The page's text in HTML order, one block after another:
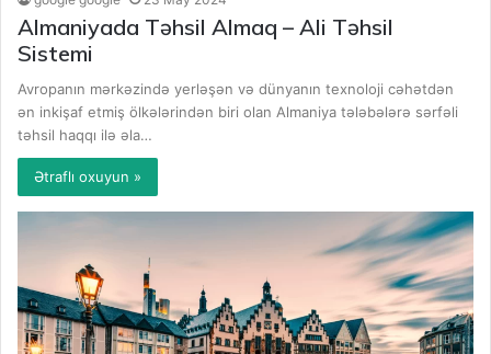
Almaniyada Təhsil Almaq – Ali Təhsil
Sistemi
Avropanın mərkəzində yerləşən və dünyanın texnoloji cəhətdən
ən inkişaf etmiş ölkələrindən biri olan Almaniya tələbələrə sərfəli
təhsil haqqı ilə əla…
Ətraflı oxuyun »